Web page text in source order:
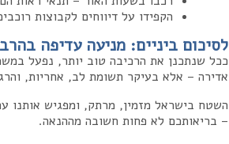
הקפידו על דיווחים לקבוצות
לסיכום ביניים: מניעה עדיפה
ככל שנתכנן את הרכיבה טוב יותר, נפעל
אדירה – אלא בעיקר תשומת לב, אחריות,
השטח בישראל מזמין, מרתק, ומפגיש אותנו
– בריאותכם לא פחות חשובה מההנאה.